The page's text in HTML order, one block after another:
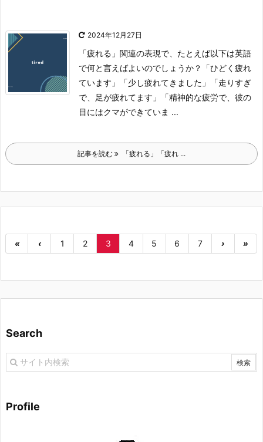
2024年12月27日
「疲れる」関連の表現で、たとえば以下は英語
で何と言えばよいのでしょうか？
「ひどく疲れ
ています」
「少し疲れてきました」
「走りすぎ
で、足が疲れてます」
「精神的な疲労で、彼の
目にはクマができていま ...
記事を読む 「疲れる」「疲れ ...
« ‹ 1 2 3 4 5 6 7 › »
Search
Profile